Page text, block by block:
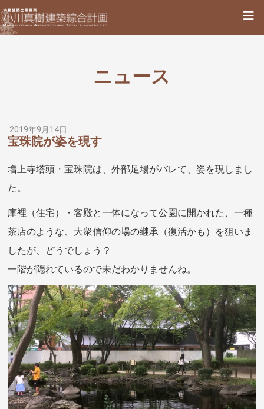
ニュース
2019年9月14日
宝珠院が姿を現す
増上寺塔頭・宝珠院は、外部足場がバレて、姿を現しまし
た。
庫裡（住宅）・客殿と一体になって公園に開かれた、一種
茶店のような、大衆信仰の場の継承（復活かも）を狙いま
したが、どうでしょう？
一階が隠れているので未だわかりませんね。